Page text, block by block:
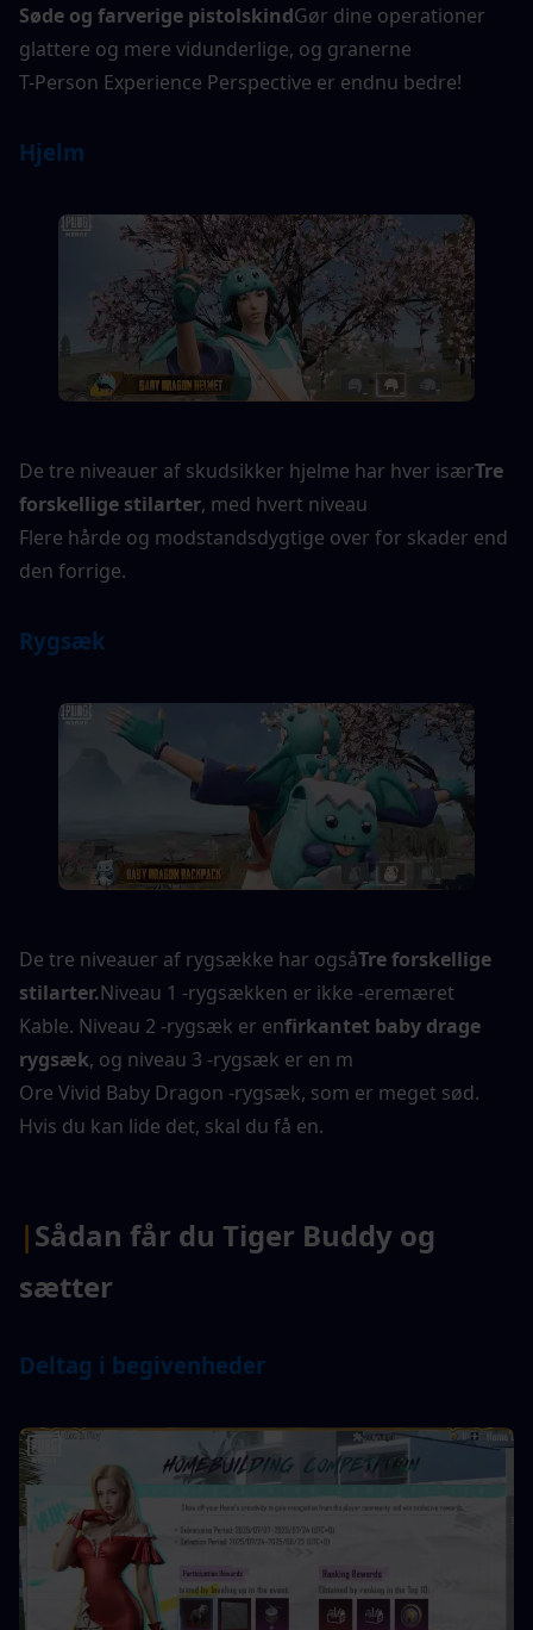
Søde og farverige pistolskindGør dine operationer
glattere og mere vidunderlige, og granerne
T-Person Experience Perspective er endnu bedre!
Hjelm
De tre niveauer af skudsikker hjelme har hver isærTre
forskellige stilarter, med hvert niveau
Flere hårde og modstandsdygtige over for skader end
den forrige.
Rygsæk
De tre niveauer af rygsække har ogsåTre forskellige
stilarter.Niveau 1 -rygsækken er ikke -eremæret
Kable. Niveau 2 -rygsæk er enfirkantet baby drage
rygsæk, og niveau 3 -rygsæk er en m
Ore Vivid Baby Dragon -rygsæk, som er meget sød.
Hvis du kan lide det, skal du få en.
|Sådan får du Tiger Buddy og
sætter
Deltag i begivenheder